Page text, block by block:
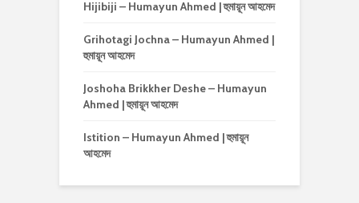
Hijibiji – Humayun Ahmed | হুমায়ূন আহমেদ
Grihotagi Jochna – Humayun Ahmed |
হুমায়ূন আহমেদ
Joshoha Brikkher Deshe – Humayun
Ahmed | হুমায়ূন আহমেদ
Istition – Humayun Ahmed | হুমায়ূন
আহমেদ